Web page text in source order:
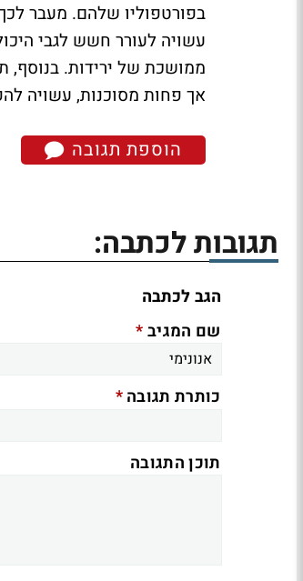
בפורטפוליו שלהם. מעבר
עשויה לעורר חשש לגבי
ממושכת של ירידות. בנוסף,
אך פחות מסוכנות, עשויה
הוספת תגובה
תגובות לכתבה:
הגב לכתבה
שם המגיב*
כותרת תגובה*
תוכן התגובה